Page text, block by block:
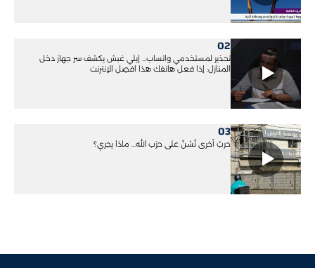
02
تحذير لمستخدمي واتساب... إيلي غبش يكشف سر جهاز دخل
المنازل: إذا فعل هاتفك هذا افصِل الإنترنت
03
حربٌ أخرى تُشنّ على حزب الله... ماذا يجري؟